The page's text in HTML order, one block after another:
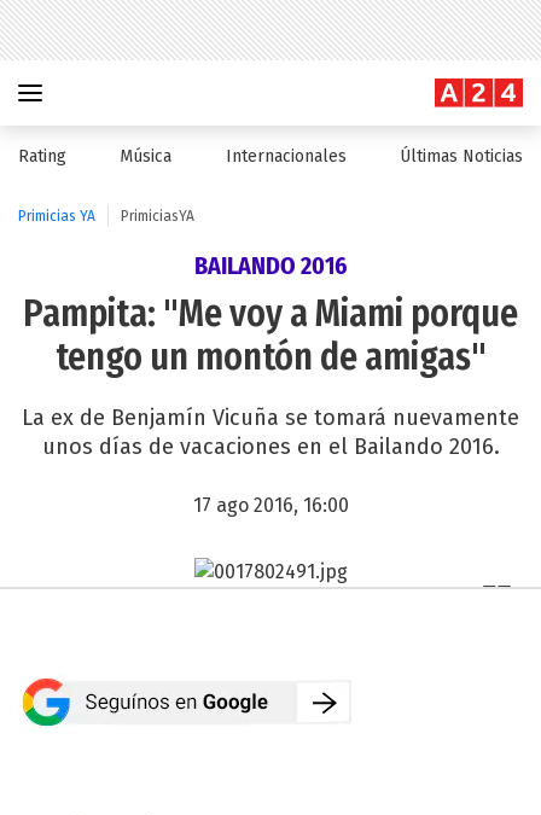
Rating Música Internacionales Últimas Noticias
Primicias YA PrimiciasYA
BAILANDO 2016
Pampita: "Me voy a Miami porque
tengo un montón de amigas"
La ex de Benjamín Vicuña se tomará nuevamente
unos días de vacaciones en el Bailando 2016.
17 ago 2016, 16:00